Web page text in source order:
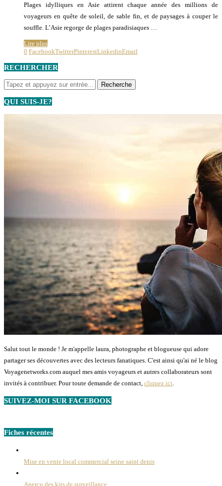
Plages idylliques en Asie attirent chaque année des millions de
voyageurs en quête de soleil, de sable fin, et de paysages à couper le
souffle. L’Asie regorge de plages paradisiaques …
Lire plus
0 FacebookTwitterPinterestLinkedinEmail
RECHERCHER
QUI SUIS-JE?
Salut tout le monde ! Je m'appelle laura, photographe et blogueuse qui adore
partager ses découvertes avec des lecteurs fanatiques. C'est ainsi qu'ai né le blog
Voyagenetworks.com auquel mes amis voyageurs et autres collaborateurs sont
invités à contribuer. Pour toute demande de contact, cliquez ici
SUIVEZ-MOI SUR FACEBOOK
Fiches récentes
Mise en vente local commercial seine saint denis
Aperçu des kits de surveillance